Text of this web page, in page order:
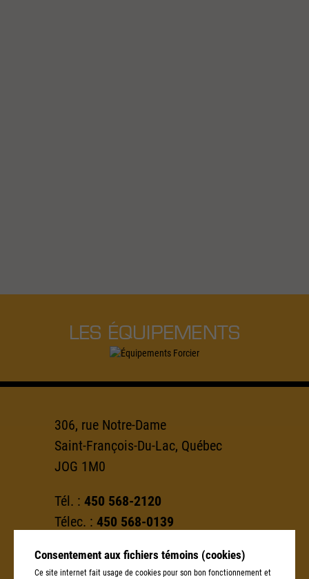
LES ÉQUIPEMENTS
306, rue Notre-Dame
Saint-François-Du-Lac, Québec
JOG 1M0
Tél. : 450 568-2120
Télec. : 450 568-0139
info@groupeforcier.ca
Consentement aux fichiers témoins (cookies)
Ce site internet fait usage de cookies pour son bon fonctionnement et